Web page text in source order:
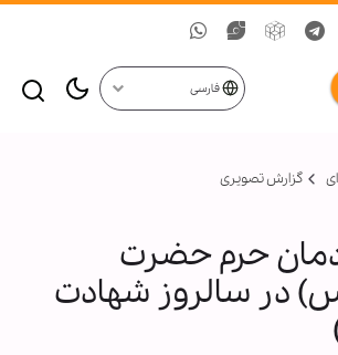
فارسی
گزارش تصويری
حرم حضرت
در سالروز شهادت